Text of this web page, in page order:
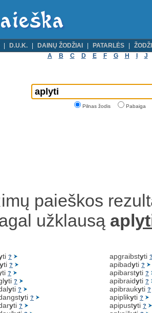
D.U.K. DAINŲ ŽODŽIAI PATARLĖS
A
B C D E F G H J
Pilnas žodis Pabaiga
paieškos
užklausą apl
ti ?
yti ?
ti ?
yti ?
yti ?
yti ?
yti ?
apgraibstyti
apibadyti ?
apibarstyti ?
apibraidyti ?
apibraukyti ?
apiplikyti ?
apipustyti ?